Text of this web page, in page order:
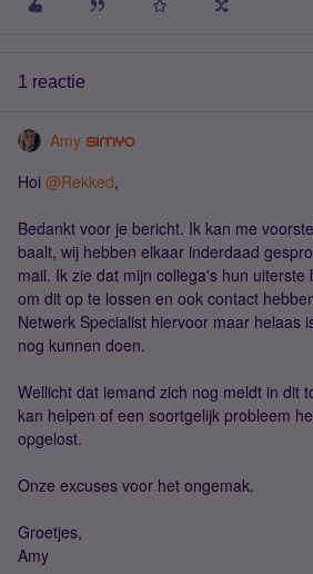
1 reactie
Amy
Hoi @Rekked,
Bedankt voor je bericht. Ik kan me
baalt, wij hebben elkaar inderdaad
mail. Ik zie dat mijn collega's hun uiterste
om dit op te lossen en ook contact
Netwerk Specialist hiervoor maar helaas
nog kunnen doen.
Wellicht dat iemand zich nog meldt in dit
kan helpen of een soortgelijk probleem
opgelost.
Onze excuses voor het ongemak.
Groetjes,
Amy